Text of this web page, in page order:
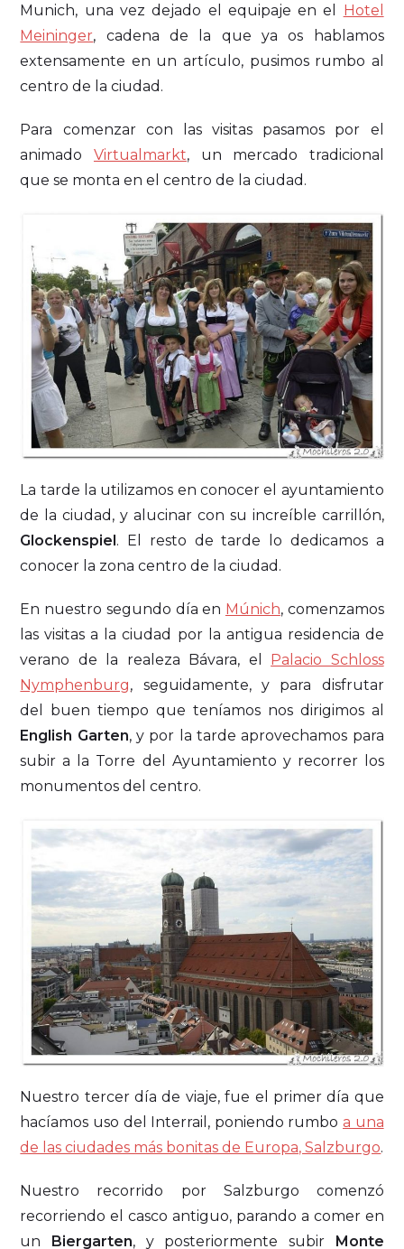
Munich, una vez dejado el equipaje en el Hotel
Meininger, cadena de la que ya os hablamos
extensamente en un artículo, pusimos rumbo al
centro de la ciudad.
Para comenzar con las visitas pasamos por el
animado Virtualmarkt, un mercado tradicional
que se monta en el centro de la ciudad.
La tarde la utilizamos en conocer el ayuntamiento
de la ciudad, y alucinar con su increíble carrillón,
Glockenspiel . El resto de tarde lo dedicamos a
conocer la zona centro de la ciudad.
En nuestro segundo día en Múnich, comenzamos
las visitas a la ciudad por la antigua residencia de
verano de la realeza Bávara, el
Palacio Schloss
Nymphenburg, seguidamente, y para disfrutar
del buen tiempo que teníamos nos dirigimos al
English Garten, y por la tarde aprovechamos para
subir a la Torre del Ayuntamiento y recorrer los
monumentos del centro.
Nuestro tercer día de viaje, fue el primer día que
hacíamos uso del Interrail, poniendo rumbo a una
de las ciudades más bonitas de Europa, Salzburgo.
Nuestro recorrido por Salzburgo comenzó
recorriendo el casco antiguo, parando a comer en
un Biergarten, y posteriormente subir Monte